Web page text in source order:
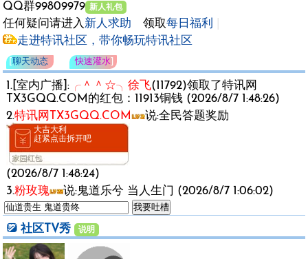
QQ群998099 新人礼包
任何疑问请进入 新人求助 领取每日福利
走进特讯社区，带你畅玩特讯社区
聊天动态 快速灌水
1.[室内广播]: ╭＾＾☆╮徐飞(11792)领取了特讯网
TX3GQQ.COM的红包：11913铜钱 (2026/8/7 1:48:26)
2.特讯网TX3GQQ.COM 说:全民答题奖励
大吉大利
赶紧点击拆开吧
(2026/8/7 1:48:24)
3.粉玫瑰 说:鬼道乐兮 当人生门 (2026/8/7 1:06:02)
社区TV秀 说明